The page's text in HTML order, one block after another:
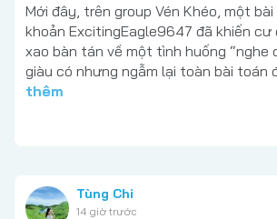
Mới đây, trên group Vén Khéo, một
khoản ExcitingEagle9647 đã khiến cư
xao bàn tán về một tình huống “nghe
giàu có nhưng ngẫm lại toàn bài toán
thêm
Tùng Chi
14 giờ trước